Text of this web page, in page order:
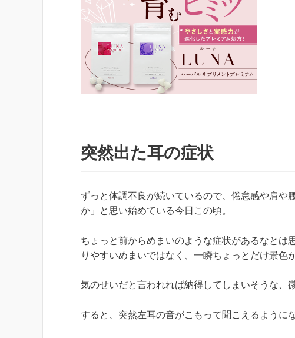
突然出た耳の症状
ずっと体調不良が続いているので、倦怠感や肩や
か」と思い始めている今日この頃。
ちょっと前からめまいのような症状があるなとは
りやすいめまいではなく、一瞬ちょっとだけ景色
気のせいだと言われれば納得してしまいそうな、
すると、突然左耳の音がこもって聞こえるように